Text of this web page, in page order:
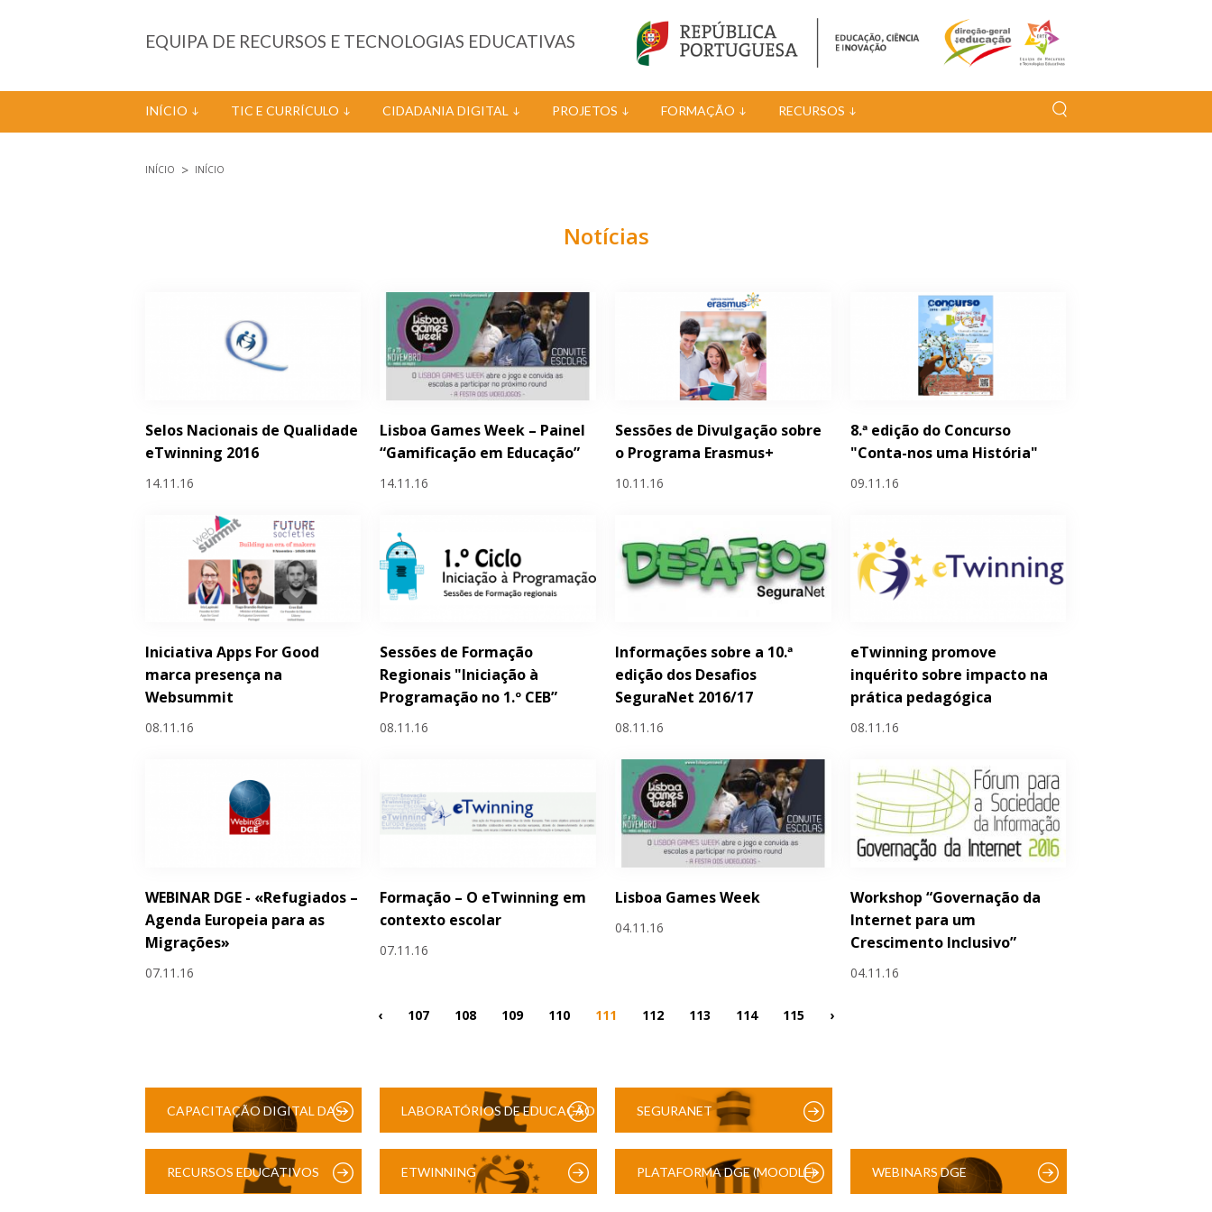
EQUIPA DE RECURSOS E TECNOLOGIAS EDUCATIVAS
INÍCIO TIC E CURRÍCULO CIDADANIA DIGITAL PROJETOS FORMAÇÃO RECURSOS
INÍCIO INÍCIO
Notícias
Selos Nacionais de Qualidade
eTwinning 2016
14.11.16
Lisboa Games Week – Painel
“Gamificação em Educação”
14.11.16
Sessões de Divulgação sobre
o Programa Erasmus+
10.11.16
8.ª edição do Concurso
"Conta-nos uma História"
09.11.16
Iniciativa Apps For Good
marca presença na
Websummit
08.11.16
Sessões de Formação
Regionais "Iniciação à
Programação no 1.º CEB”
08.11.16
Informações sobre a 10.ª
edição dos Desafios
SeguraNet 2016/17
08.11.16
eTwinning promove
inquérito sobre impacto na
prática pedagógica
08.11.16
WEBINAR DGE - «Refugiados –
Agenda Europeia para as
Migrações»
07.11.16
Formação – O eTwinning em
contexto escolar
07.11.16
Lisboa Games Week
04.11.16
Workshop “Governação da
Internet para um
Crescimento Inclusivo”
04.11.16
Páginas
‹ 107 108 109 110 111 112 113 114 115 ›
CAPACITAÇÃO DIGITAL DAS LABORATÓRIOS DE EDUCAÇÃO SEGURANET
RECURSOS EDUCATIVOS ETWINNING PLATAFORMA DGE (MOODLE) WEBINARS DGE